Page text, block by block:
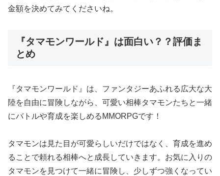
金額を決めてみてくださいね。
『タマモンワールド』は面白い？？評価ま
とめ
『タマモンワールド』は、ファンタジーあふれる広大な大
陸を自由に冒険しながら、可愛い相棒タマモンたちと一緒
にバトルや育成を楽しめるMMORPGです！
タマモンは見た目が可愛らしいだけではなく、育成を進め
ることで頼れる相棒へと成長していきます。お気に入りの
タマモンを見つけて一緒に冒険し、少しずつ強くなってい